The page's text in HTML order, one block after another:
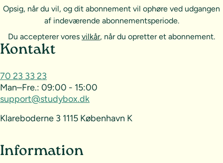
Opsig, når du vil, og dit abonnement vil ophøre ved udgangen
af indeværende abonnementsperiode.
Du accepterer vores vilkår, når du opretter et abonnement.
Sideoversigt og kontakt
Kontakt
70 23 33 23
Man–Fre.: 09:00 - 15:00
support@studybox.dk
Klareboderne 3 1115 København K
Information